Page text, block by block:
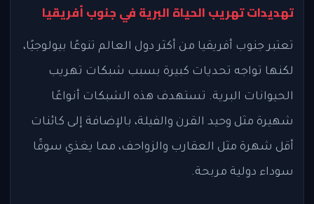
تهديدات تهريب الحياة البرية في جنوب أفريقيا
تعتبر جنوب أفريقيا من أكثر دول العالم تنوعًا بيولوجيًا،
لكنها تواجه تحديات كبيرة بسبب شبكات تهريب
الحيوانات البرية. تستهدف هذه الشبكات أنواعًا
شهيرة مثل وحيد القرن والفيلة، بالإضافة إلى كائنات
أقل شهرة مثل العقارب والزواحف، مما يغذي سوقًا
سوداء دولية مربحة.